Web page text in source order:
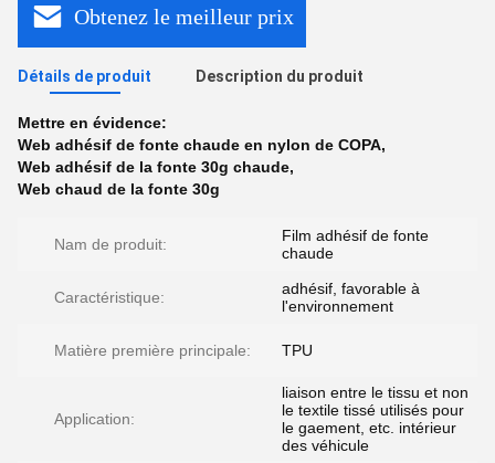
Obtenez le meilleur prix
Détails de produit Description du produit
Mettre en évidence:
Web adhésif de fonte chaude en nylon de COPA,
Web adhésif de la fonte 30g chaude,
Web chaud de la fonte 30g
Nam de produit:
Film adhésif de fonte
chaude
Caractéristique:
adhésif, favorable à
l'environnement
Matière première principale: TPU
Application:
liaison entre le tissu et non
le textile tissé utilisés pour
le gaement, etc. intérieur
des véhicule